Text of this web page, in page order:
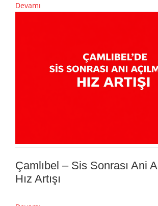
Devamı
Çamlıbel – Sis Sonrası Ani
Hız Artışı